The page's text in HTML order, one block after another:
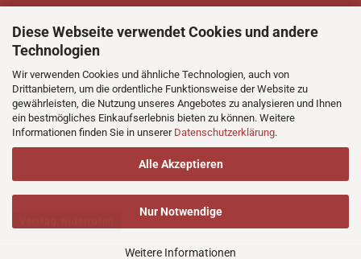
Diese Webseite verwendet Cookies und andere
Technologien
Wir verwenden Cookies und ähnliche Technologien, auch von
Drittanbietern, um die ordentliche Funktionsweise der Website zu
gewährleisten, die Nutzung unseres Angebotes zu analysieren und Ihnen
ein bestmögliches Einkaufserlebnis bieten zu können. Weitere
Informationen finden Sie in unserer Datenschutzerklärung.
Alle Akzeptieren
Nur Notwendige
Weitere Informationen
Be patient when ordering.
Your records will be send asap.
No Discogs.
No Spotify.
No Bullshit.